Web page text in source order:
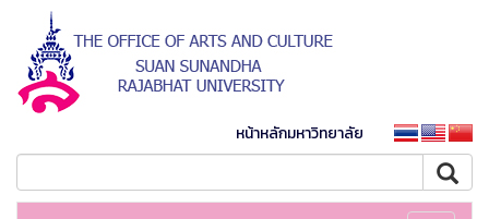
หน้าหลักมหาวิทยาลัย